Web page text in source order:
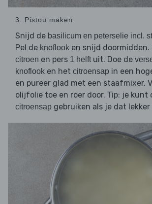
3. Pistou maken
Snijd de basilicum en peterselie incl.
Pel de knoflook en snijd doormidden.
citroen en pers 1 helftuit. Doe de
knoflook en het citroensap in een
en pureer glad met een staafmixer.
olijfolie toe en roer door. Tip: je kunt
citroensap gebruiken als je dat